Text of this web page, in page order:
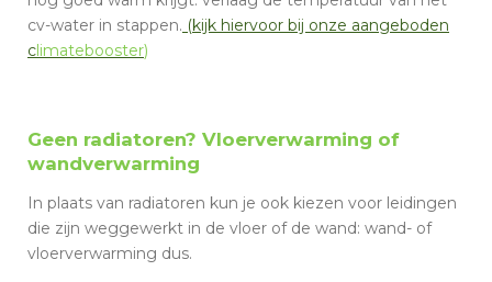
cv-water in stappen. (kijk hiervoor bij onze aangeboden
climatebooster)
Geen radiatoren? Vloerverwarming of
wandverwarming
In plaats van radiatoren kun je ook kiezen voor leidingen
die zijn weggewerkt in de vloer of de wand: wand- of
vloerverwarming dus.